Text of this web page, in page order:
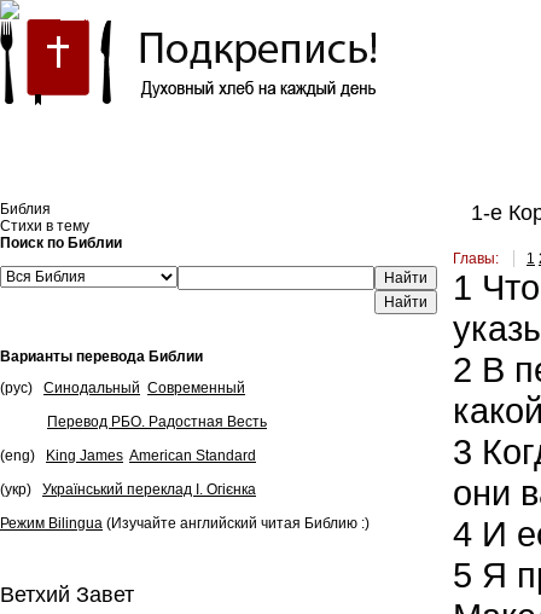
Библия
Стихи в тему
Поиск по Библии
Найти
Варианты перевода Библии
(рус)
Синодальный Современный
Перевод РБО. Радостная Весть
(eng)
King James American Standard
(укр)
Український переклад І. Огієнка
Режим Bilingua (Изучайте английский читая Библию :)
Ветхий Завет
1-е
Главы: 1
1
2 В
3
они
4 И
5 Я